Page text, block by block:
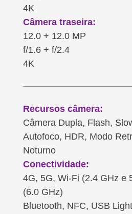
4K
Câmera traseira:
12.0 + 12.0 MP
f/1.6 + f/2.4
4K
Recursos câmera:
Câmera Dupla, Flash,
Autofoco, HDR, Modo
Noturno
Conectividade:
4G, 5G, Wi-Fi (2.4 GHz e
(6.0 GHz)
Bluetooth, NFC, USB